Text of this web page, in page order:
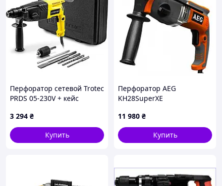
Перфоратор сетевой Trotec
PRDS 05-230V + кейс
3 294 ₴
Купить
Перфоратор AEG
KH28SuperXE
11 980 ₴
Купить